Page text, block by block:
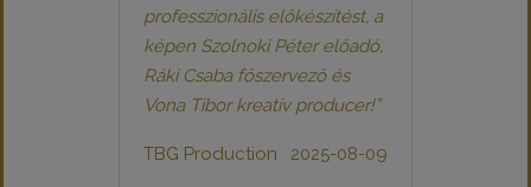
professzionális előkészítést, a
képen Szolnoki Péter előadó,
Ráki Csaba főszervező és
Vona Tibor kreatív producer!”
2025-08-09
TBG Production